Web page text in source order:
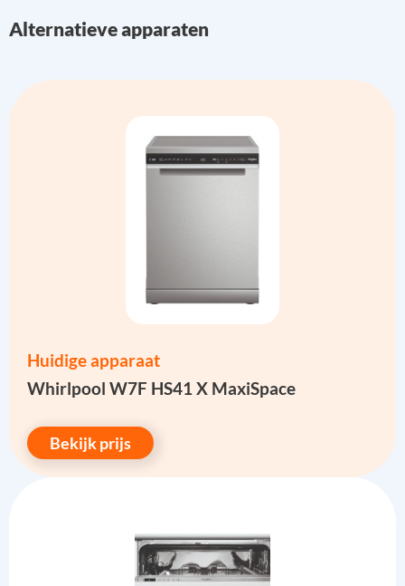
Alternatieve apparaten
Huidige apparaat
Whirlpool W7F HS41 X MaxiSpace
Bekijk prijs